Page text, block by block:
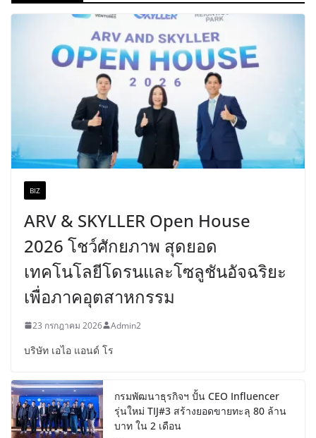
BIZ
ARV & SKYLLER Open House
2026 โชว์ศักยภาพ สุดยอด
เทคโนโลยีโดรนและโซลูชันอัจฉริยะ
เพื่อภาคอุตสาหกรรม
23 กรกฎาคม 2026 Admin2
บริษัท เอไอ แอนด์ โร
กรมพัฒนาธุรกิจฯ ปั้น CEO Influencer
รุ่นใหม่ TIJ#3 สร้างยอดขายทะลุ 80 ล้าน
บาท ใน 2 เดือน